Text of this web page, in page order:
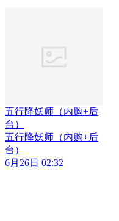
五行降妖师（内购+后
台）
五行降妖师（内购+后
台）
6月26日 02:32